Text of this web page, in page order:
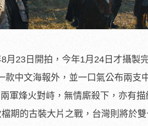
月23日開拍，今年1月24日才攝製
款中文海報外，並一口氣公布兩支
軍烽火對峙，無情廝殺下，亦有描
期的古裝大片之戰，台灣則將於